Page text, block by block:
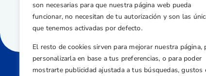
son necesarias para que nuestra página web pueda
funcionar, no necesitan de tu autorización y son las
que tenemos activadas por defecto.
El resto de cookies sirven para mejorar nuestra página,
personalizarla en base a tus preferencias, o para poder
mostrarte publicidad ajustada a tus búsquedas, gustos